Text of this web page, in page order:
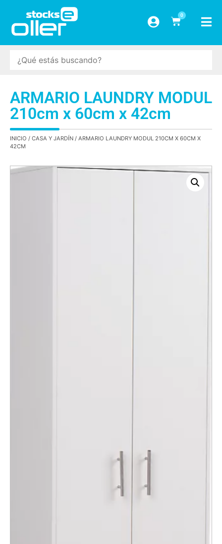
0
ARMARIO LAUNDRY MODUL
210cm x 60cm x 42cm
INICIO / CASA Y JARDÍN / ARMARIO LAUNDRY MODUL 210CM X 60CM X
42CM